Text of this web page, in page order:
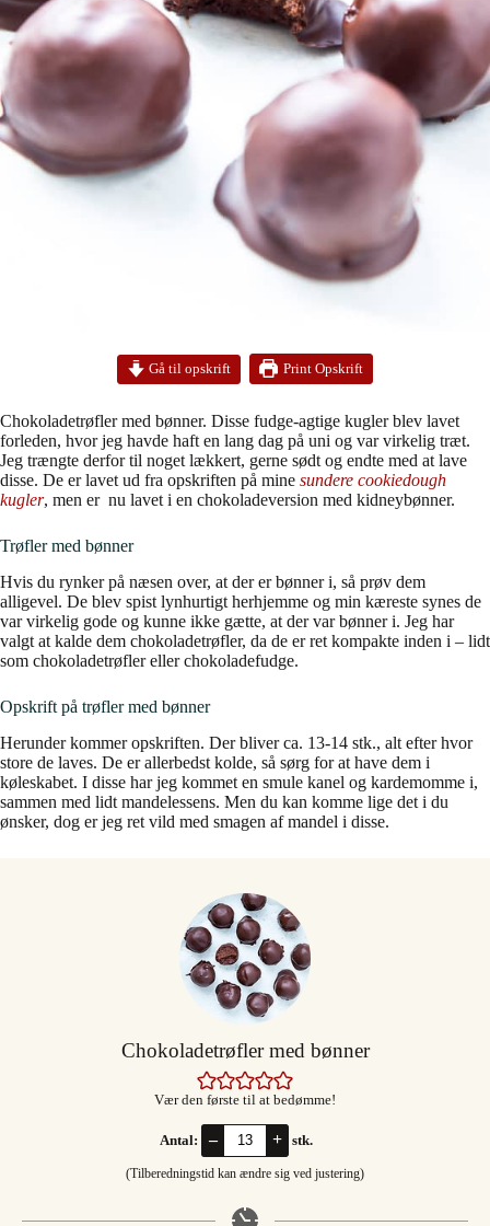
Gå til opskrift Print Opskrift
Chokoladetrøfler med bønner. Disse fudge-agtige kugler blev lavet
forleden, hvor jeg havde haft en lang dag på uni og var virkelig træt.
Jeg trængte derfor til noget lækkert, gerne sødt og endte med at lave
disse. De er lavet ud fra opskriften på mine sundere cookiedough
kugler, men er nu lavet i en chokoladeversion med kidneybønner.
Trøfler med bønner
Hvis du rynker på næsen over, at der er bønner i, så prøv dem
alligevel. De blev spist lynhurtigt herhjemme og min kæreste synes de
var virkelig gode og kunne ikke gætte, at der var bønner i. Jeg har
valgt at kalde dem chokoladetrøfler, da de er ret kompakte inden i – lidt
som chokoladetrøfler eller chokoladefudge.
Opskrift på trøfler med bønner
Herunder kommer opskriften. Der bliver ca. 13-14 stk., alt efter hvor
store de laves. De er allerbedst kolde, så sørg for at have dem i
køleskabet. I disse har jeg kommet en smule kanel og kardemomme i,
sammen med lidt mandelessens. Men du kan komme lige det i du
ønsker, dog er jeg ret vild med smagen af mandel i disse.
Chokoladetrøfler med bønner
Vær den første til at bedømme!
Antal: – + stk.
(Tilberedningstid kan ændre sig ved justering)